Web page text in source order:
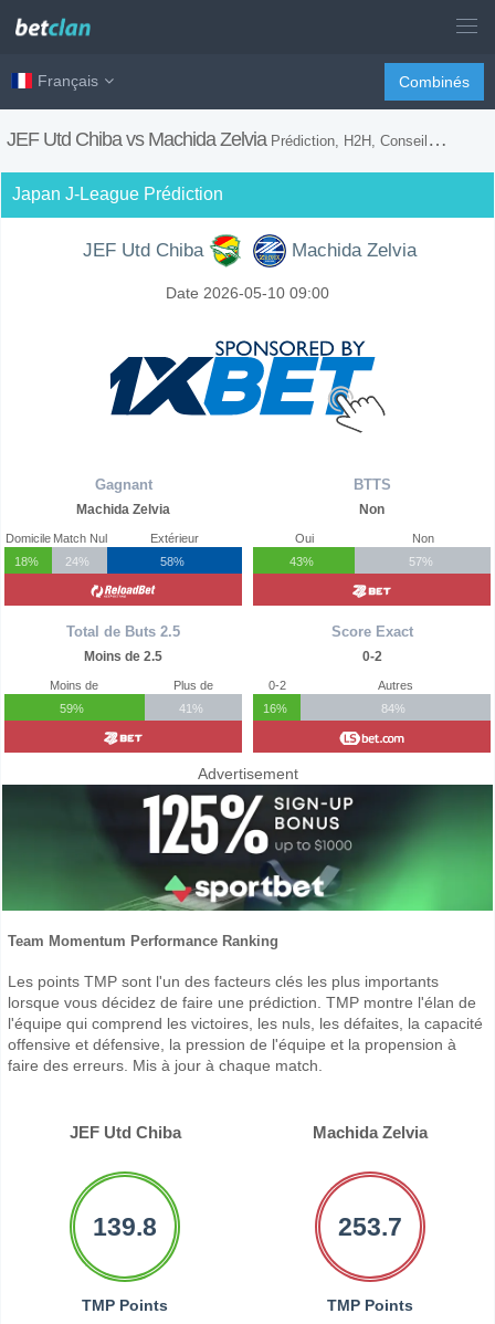
Français Combinés
JEF Utd Chiba vs Machida Zelvia Prédiction, H2H, Conseils de Paris et Prévision du Match
Japan J-League Prédiction
JEF Utd Chiba Machida Zelvia
Date 2026-05-10 09:00
Gagnant
Machida Zelvia
Domicile
18%
Match Nul
24%
Extérieur
58%
Total de Buts 2.5
Moins de 2.5
Moins de
59%
Plus de
41%
BTTS
Non
Oui
43%
Non
57%
Score Exact
0-2
0-2
16%
Autres
84%
Advertisement
Team Momentum Performance Ranking
Les points TMP sont l'un des facteurs clés les plus importants
lorsque vous décidez de faire une prédiction. TMP montre l'élan de
l'équipe qui comprend les victoires, les nuls, les défaites, la capacité
offensive et défensive, la pression de l'équipe et la propension à
faire des erreurs. Mis à jour à chaque match.
JEF Utd Chiba Machida Zelvia
139.8
TMP Points
253.7
TMP Points